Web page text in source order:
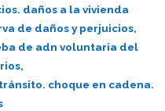
daños a la vivienda
de daños y perjuicios,
de adn voluntaria del
choque en cadena.